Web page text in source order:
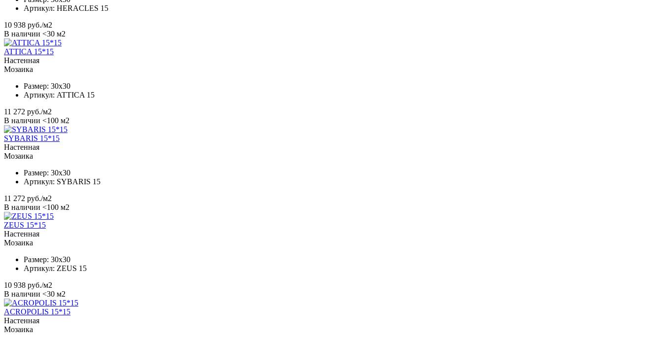
Артикул: HERACLES 15
10 938 руб./м2
В наличии <30 м2
ATTICA 15*15
Настенная
Мозаика
Размер: 30x30
Артикул: ATTICA 15
11 272 руб./м2
В наличии <100 м2
SYBARIS 15*15
Настенная
Мозаика
Размер: 30x30
Артикул: SYBARIS 15
11 272 руб./м2
В наличии <100 м2
ZEUS 15*15
Настенная
Мозаика
Размер: 30x30
Артикул: ZEUS 15
10 938 руб./м2
В наличии <30 м2
ACROPOLIS 15*15
Настенная
Мозаика